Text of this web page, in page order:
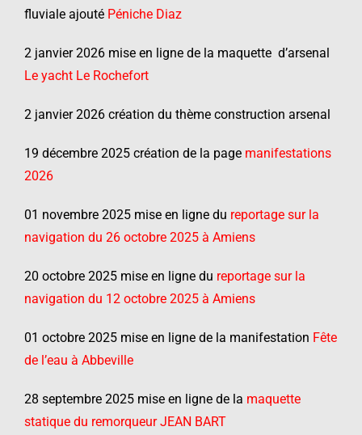
fluviale ajouté Péniche Diaz
2 janvier 2026 mise en ligne de la maquette d’arsenal
Le yacht Le Rochefort
2 janvier 2026 création du thème construction arsenal
19 décembre 2025 création de la page manifestations
2026
01 novembre 2025 mise en ligne du reportage sur la
navigation du 26 octobre 2025 à Amiens
20 octobre 2025 mise en ligne du reportage sur la
navigation du 12 octobre 2025 à Amiens
01 octobre 2025 mise en ligne de la manifestation Fête
de l’eau à Abbeville
28 septembre 2025 mise en ligne de la maquette
statique du remorqueur JEAN BART